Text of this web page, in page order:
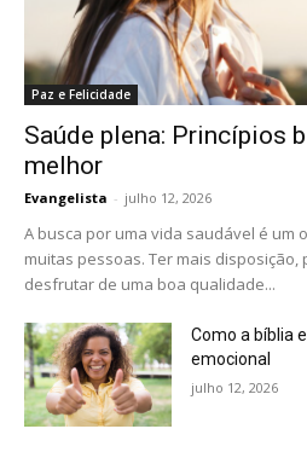
Paz e Felicidade
Saúde plena: Princípios
melhor
Evangelista - julho 12, 2026
A busca por uma vida saudável é um
muitas pessoas. Ter mais disposição,
desfrutar de uma boa qualidade...
Como a bíblia
emocional
julho 12, 2026